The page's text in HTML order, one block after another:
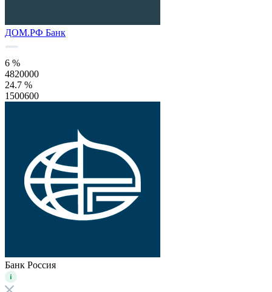
ДОМ.РФ Банк
6 %
4820000
24.7 %
1500600
Банк Россия